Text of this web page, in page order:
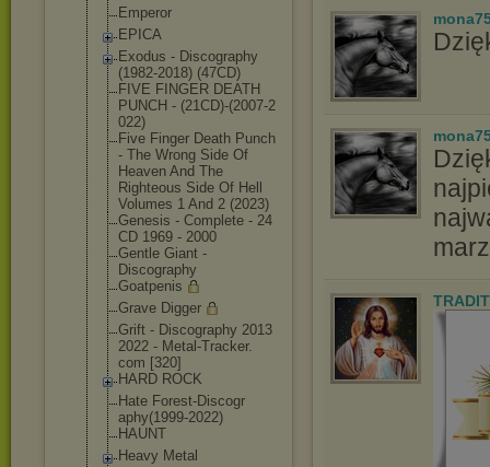
Emperor
EPICA
Exodus - Discography
(1982-2018) (47CD)
FIVE FINGER DEATH
PUNCH - (21CD)-(2007-2
022)
Five Finger Death Punch
- The Wrong Side Of
Heaven And The
Righteous Side Of Hell
Volumes 1 And 2 (2023)
Genesis - Complete - 24
CD 1969 - 2000
Gentle Giant -
Discography
Goatpenis
Grave Digger
Grift - Discography 2013
2022 - Metal-Tracker.
com [320]
HARD ROCK
Hate Forest-Discogr
aphy(1999-2022)
HAUNT
Heavy Metal